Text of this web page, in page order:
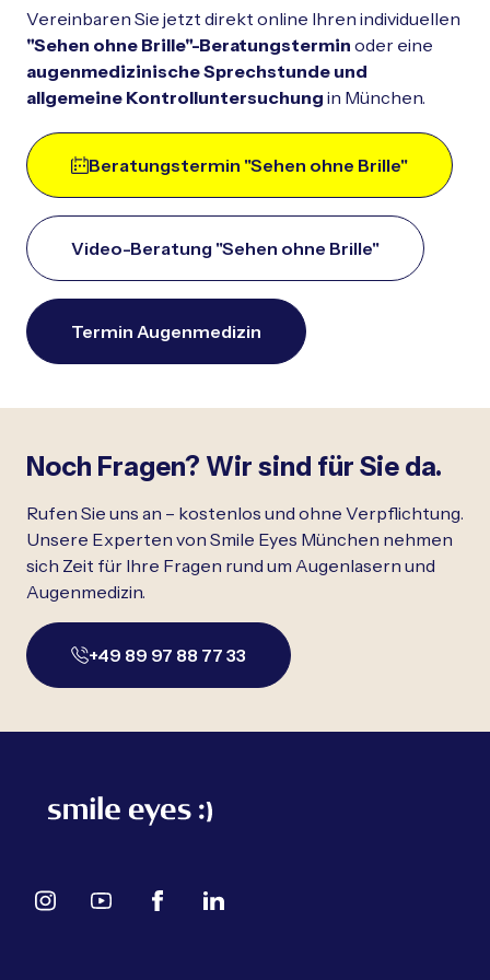
Schließen
Vereinbaren Sie jetzt direkt online Ihren individuellen
"Sehen ohne Brille"-Beratungstermin oder eine
augenmedizinische Sprechstunde und
allgemeine Kontrolluntersuchung in München.
Beratungstermin "Sehen ohne Brille"
Video-Beratung "Sehen ohne Brille"
Termin Augenmedizin
Noch Fragen? Wir sind für Sie da.
Rufen Sie uns an – kostenlos und ohne Verpflichtung.
Unsere Experten von Smile Eyes München nehmen
sich Zeit für Ihre Fragen rund um Augenlasern und
Augenmedizin.
+49 89 97 88 77 33